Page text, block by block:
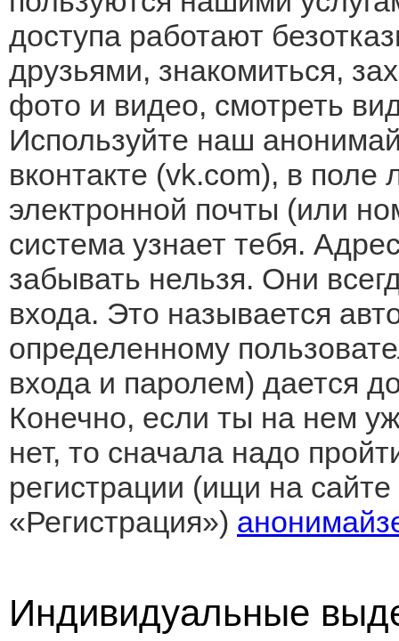
доступа работают
друзьями, знакомиться,
фото и видео, смотреть
Используйте наш
вконтакте (vk.com), в поле
электронной почты (или
система узнает тебя.
забывать нельзя. Они
входа. Это называется
определенному
входа и паролем) дается
Конечно, если ты на нем
нет, то сначала надо
регистрации (ищи на
«Регистрация»)
Индивидуальные